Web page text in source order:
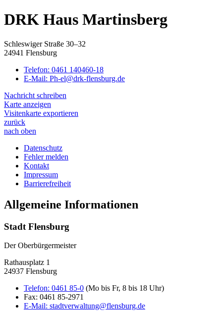
DRK Haus Martinsberg
Schleswiger Straße 30–32
24941 Flensburg
Telefon: 0461 140460-18
E-Mail: Ph-el@drk-flensburg.de
Nachricht schreiben
Karte anzeigen
Visitenkarte exportieren
zurück
nach oben
Datenschutz
Fehler melden
Kontakt
Impressum
Barrierefreiheit
Allgemeine Informationen
Stadt Flensburg
Der Oberbürgermeister
Rathausplatz 1
24937 Flensburg
Telefon: 0461 85-0 (Mo bis Fr, 8 bis 18 Uhr)
Fax: 0461 85-2971
E-Mail: stadtverwaltung@flensburg.de